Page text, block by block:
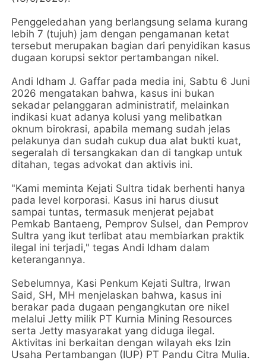
Penggeledahan yang berlangsung selama kurang
lebih 7 (tujuh) jam dengan pengamanan ketat
tersebut merupakan bagian dari penyidikan kasus
dugaan korupsi sektor pertambangan nikel.
Andi Idham J. Gaffar pada media ini, Sabtu 6 Juni
2026 mengatakan bahwa, kasus ini bukan
sekadar pelanggaran administratif, melainkan
indikasi kuat adanya kolusi yang melibatkan
oknum birokrasi, apabila memang sudah jelas
pelakunya dan sudah cukup dua alat bukti kuat,
segeralah di tersangkakan dan di tangkap untuk
ditahan, tegas advokat dan aktivis ini.
"Kami meminta Kejati Sultra tidak berhenti hanya
pada level korporasi. Kasus ini harus diusut
sampai tuntas, termasuk menjerat pejabat
Pemkab Bantaeng, Pemprov Sulsel, dan Pemprov
Sultra yang ikut terlibat atau membiarkan praktik
ilegal ini terjadi," tegas Andi Idham dalam
keterangannya.
Sebelumnya, Kasi Penkum Kejati Sultra, Irwan
Said, SH, MH menjelaskan bahwa, kasus ini
berakar pada dugaan pengangkutan ore nikel
melalui Jetty milik PT Kurnia Mining Resources
serta Jetty masyarakat yang diduga ilegal.
Aktivitas ini berkaitan dengan wilayah eks Izin
Usaha Pertambangan (IUP) PT Pandu Citra Mulia.